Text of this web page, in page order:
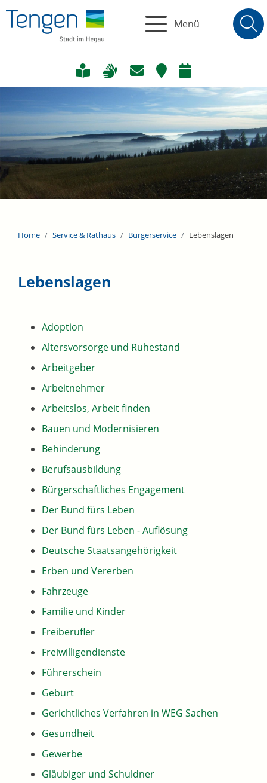
Menü
Home Service & Rathaus Bürgerservice Lebenslagen
Lebenslagen
Adoption
Altersvorsorge und Ruhestand
Arbeitgeber
Arbeitnehmer
Arbeitslos, Arbeit finden
Bauen und Modernisieren
Behinderung
Berufsausbildung
Bürgerschaftliches Engagement
Der Bund fürs Leben
Der Bund fürs Leben - Auflösung
Deutsche Staatsangehörigkeit
Erben und Vererben
Fahrzeuge
Familie und Kinder
Freiberufler
Freiwilligendienste
Führerschein
Geburt
Gerichtliches Verfahren in WEG Sachen
Gesundheit
Gewerbe
Gläubiger und Schuldner